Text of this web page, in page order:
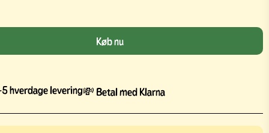
Køb nu
hverdage levering💸 Betal med Klarna